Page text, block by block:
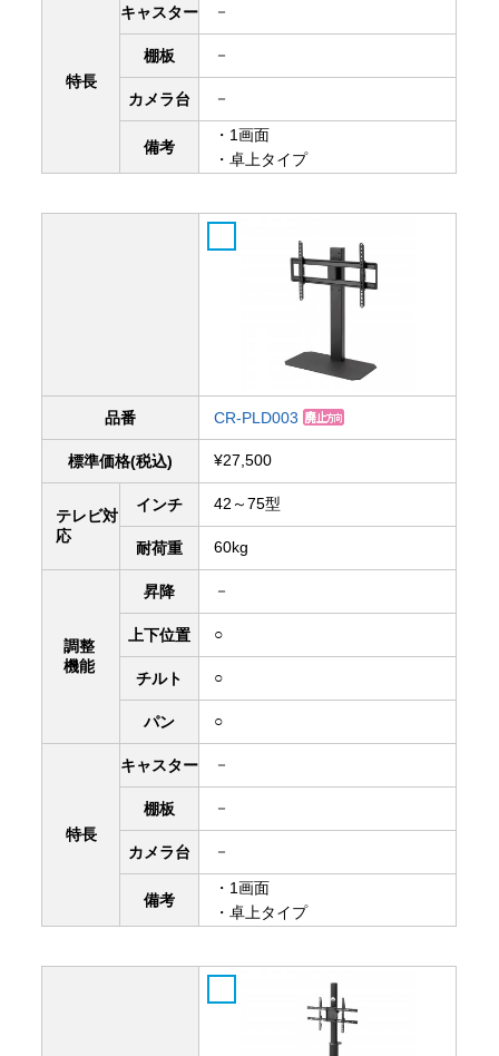
特長
キャスター －
棚板 －
カメラ台 －
備考
・1画面
・卓上タイプ
品番 CR-PLD003
標準価格(税込) ¥27,500
テレビ対
応
インチ 42～75型
耐荷重 60kg
調整
機能
昇降 －
上下位置 ○
チルト ○
パン ○
特長
キャスター －
棚板 －
カメラ台 －
備考
・1画面
・卓上タイプ